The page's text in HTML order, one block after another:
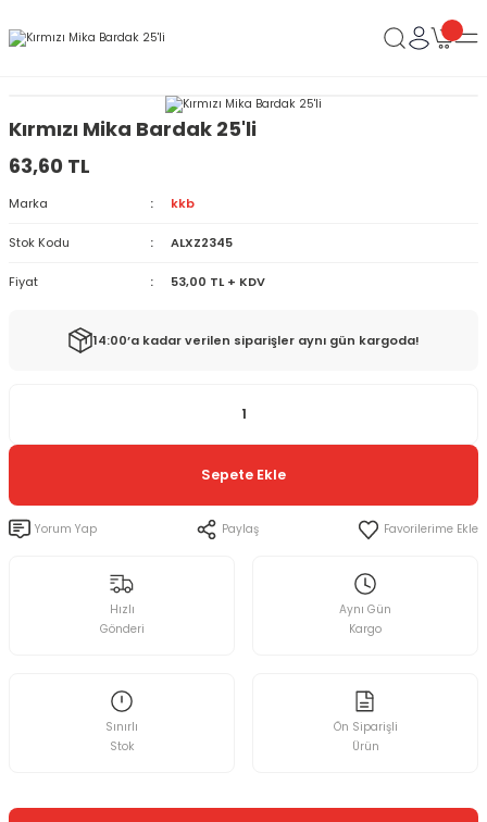
Kırmızı Mika Bardak 25'li
63,60 TL
Marka kkb
Stok Kodu ALXZ2345
Fiyat 53,00 TL + KDV
14:00’a kadar verilen siparişler aynı gün kargoda!
Sepete Ekle
Yorum Yap Paylaş
Hızlı
Gönderi
Aynı Gün
Kargo
Sınırlı
Stok
Ön Siparişli
Ürün